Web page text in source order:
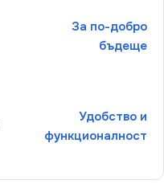
За по-добро
бъдеще
Удобство и
функционалност